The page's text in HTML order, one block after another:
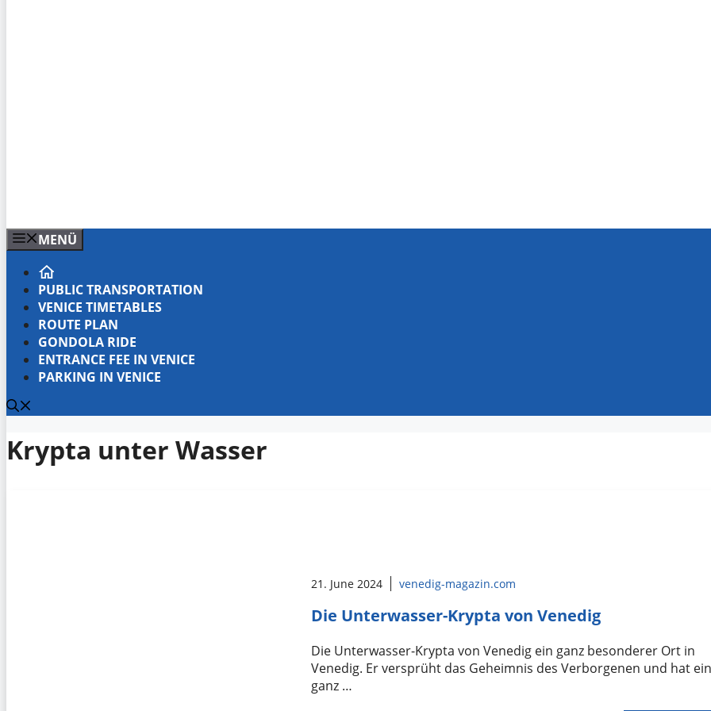
MENÜ
PUBLIC TRANSPORTATION
VENICE TIMETABLES
ROUTE PLAN
GONDOLA RIDE
ENTRANCE FEE IN VENICE
PARKING IN VENICE
Krypta unter Wasser
21. June 2024 venedig-magazin.com
Die Unterwasser-Krypta von Venedig
Die Unterwasser-Krypta von Venedig ein ganz besonderer Ort in
Venedig. Er versprüht das Geheimnis des Verborgenen und hat
ganz …